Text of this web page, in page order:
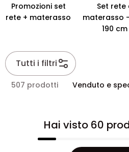
Promozioni set
rete + materasso
Set rete
materasso
190 cm
Tutti i filtri
507 prodotti Venduto e
Hai visto 60